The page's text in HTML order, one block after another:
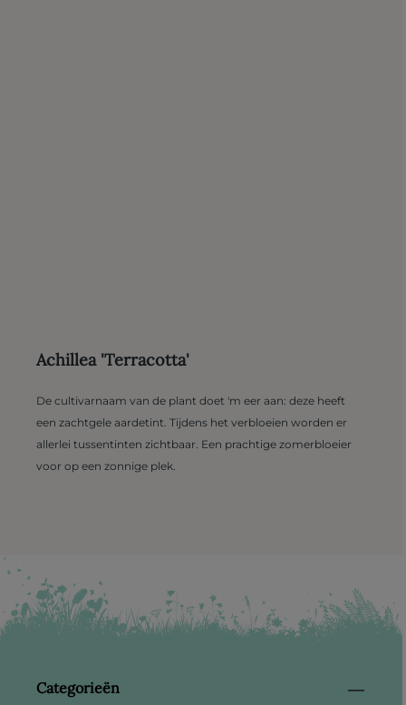
Achillea 'Terracotta'
De cultivarnaam van de plant doet 'm eer aan: deze heeft
een zachtgele aardetint. Tijdens het verbloeien worden er
allerlei tussentinten zichtbaar. Een prachtige zomerbloeier
voor op een zonnige plek.
Categorieën